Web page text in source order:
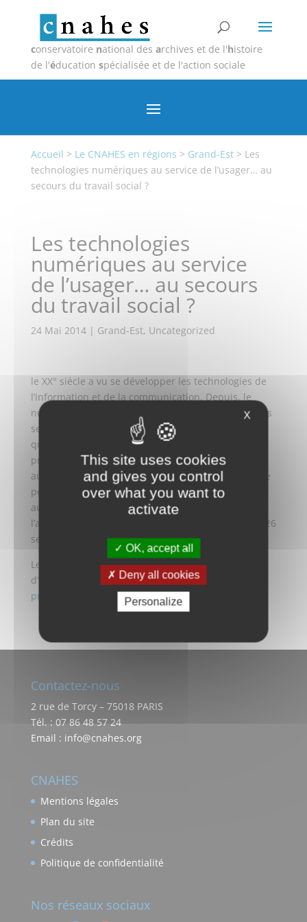
conservatoire national des archives et de l'histoire
de l'éducation spécialisée et de l'action sociale
Accueil > Le CNAHES en régions > Grand-Est> Les
technologies numériques au service de l’usager… au
secours du travail social ?
Les technologies
numériques au service
de l’usager… au secours
du travail social ?
24 Mai 2014| Grand-Est, Uncategorized
le XX° siècle a vu se développer les technologies de
l’information et de la communication. Depuis, le
numérique gagne en puissance et s’impose dans les
secteurs sociaux et médico-sociaux. Mais qu’est-ce
que ces technologies apportent aux usagers et aux
professionnels du travail social ? Comment peser
auprès des concepteurs et de l’industrie numérique
pour obtenir des produits correspondant au mieux
aux attentes des usagers et des professionnels de
l’action sociale ? C’est l’enjeu du colloque des 25 et 26
septembre 2014 au Palais de l’Europe de MENTON.
Le dépliant du colloque comportant le bulletin
d’inscription est ici en téléchargement :
programme colloque Menton 25-26sept14
Contactez-nous
2 rue de Torcy – 75018 PARIS
Tél. : 07 86 48 57 24
Email : info@cnahes.org
CNAHES
Mentions légales
Plan du site
Crédits
Politique de confidentialité
Nos réseaux sociaux
X
This site uses cookies
and gives you control
over what you want to
activate
OK, accept all
Deny all cookies
Personalize